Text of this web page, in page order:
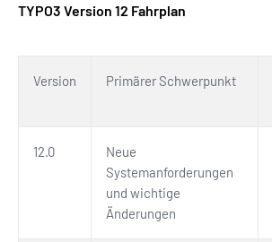
TYPO3 Version 12 Fahrplan
Version Primärer Schwerpunkt
12.0
Neue
Systemanforderungen
und wichtige
Änderungen